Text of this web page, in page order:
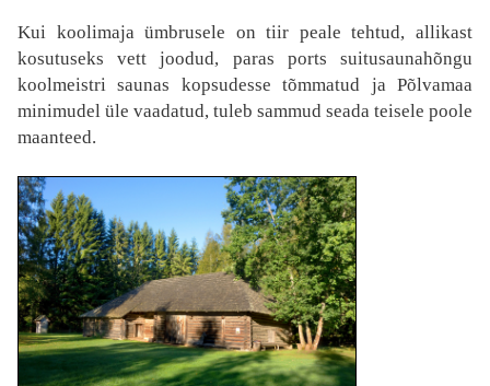
Kui koolimaja ümbrusele on tiir peale tehtud, allikast
kosutuseks vett joodud, paras ports suitusaunahõngu
koolmeistri saunas kopsudesse tõmmatud ja Põlvamaa
minimudel üle vaadatud, tuleb sammud seada teisele poole
maanteed.